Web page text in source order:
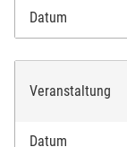
Datum
Veranstaltung
Datum